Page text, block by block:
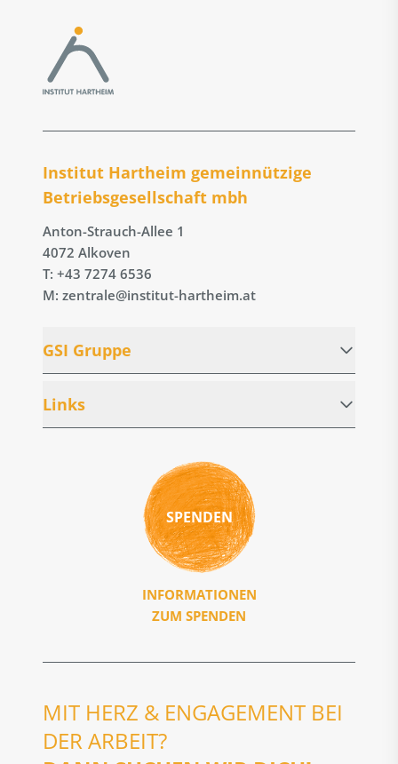
Institut Hartheim gemeinnützige
Betriebs­gesellschaft mbh
Anton-Strauch-Allee 1
4072 Alkoven
T: +43 7274 6536
M: zentrale@institut-hartheim.at
GSI Gruppe
Links
SPENDEN
INFORMATIONEN
ZUM SPENDEN
MIT HERZ & ENGAGEMENT BEI
DER ARBEIT?